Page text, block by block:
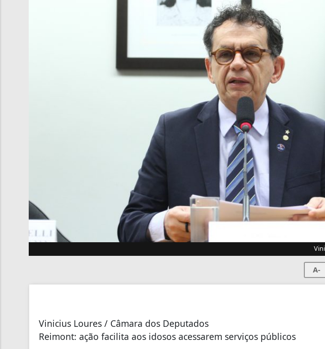
A-
Vinicius Loures / Câmara dos Deputados
Reimont: ação facilita aos idosos acessarem serviços públicos